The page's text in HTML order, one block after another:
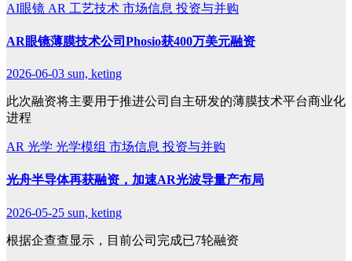
AI眼镜 AR 工艺技术 市场信息 投资与并购
AR眼镜薄膜技术公司Phosio获400万美元融资
2026-06-03 sun, keting
此次融资将主要用于推进公司自主研发的薄膜技术平台商业化
进程
AR 光学 光学模组 市场信息 投资与并购
光舟半导体再获融资，加速AR光波导量产布局
2026-05-25 sun, keting
根据企查查显示，目前公司完成已7轮融资